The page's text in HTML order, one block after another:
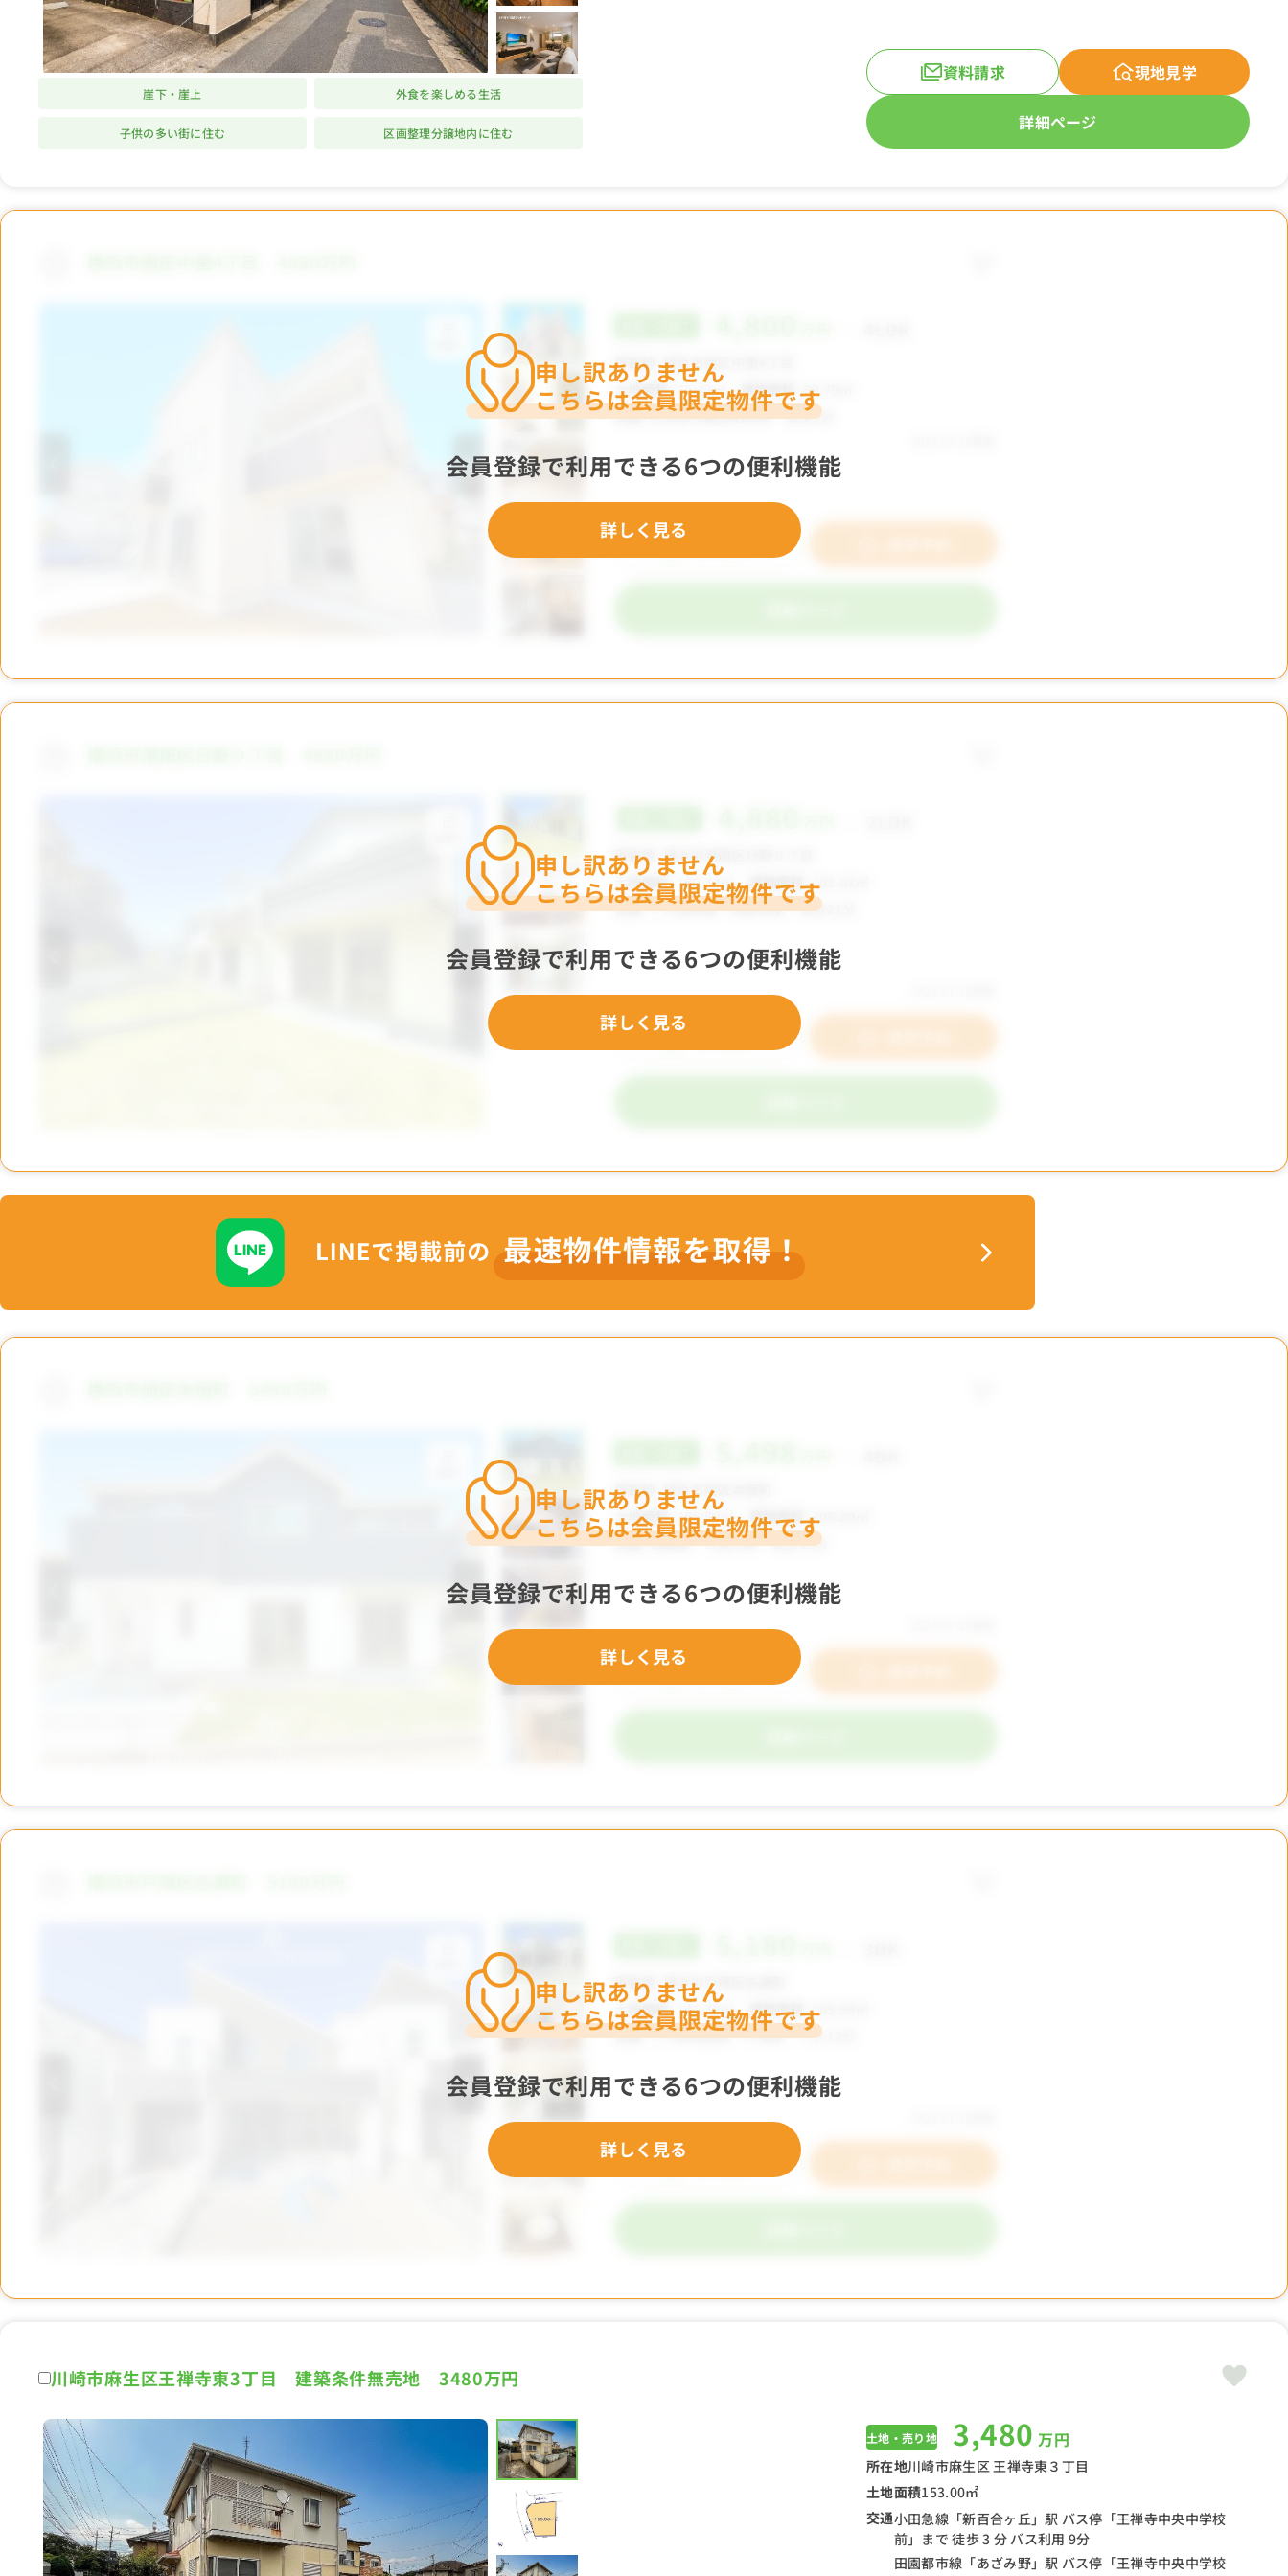
崖下・崖上 外食を楽しめる生活
子供の多い街に住む 区画整理分譲地内に住む
資料請求 現地見学
詳細ページ
申し訳ありません
こちらは会員限定物件です
会員登録で利用できる6つの便利機能
詳しく見る
申し訳ありません
こちらは会員限定物件です
会員登録で利用できる6つの便利機能
詳しく見る
申し訳ありません
こちらは会員限定物件です
会員登録で利用できる6つの便利機能
詳しく見る
申し訳ありません
こちらは会員限定物件です
会員登録で利用できる6つの便利機能
詳しく見る
川崎市麻生区王禅寺東3丁目 建築条件無売地 3480万円
土地・売り地 3,480 万円
所在地川崎市麻生区 王禅寺東３丁目
土地面積153.00㎡
交通小田急線「新百合ヶ丘」駅 バス停「王禅寺中央中学校
前」まで 徒歩 3 分 バス利用 9分
田園都市線「あざみ野」駅 バス停「王禅寺中央中学校